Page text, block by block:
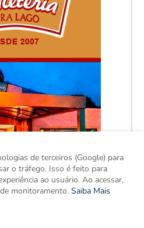
de terceiros (Google) para
o tráfego. Isso é feito para
ao usuário. Ao acessar,
monitoramento. Saiba Mais